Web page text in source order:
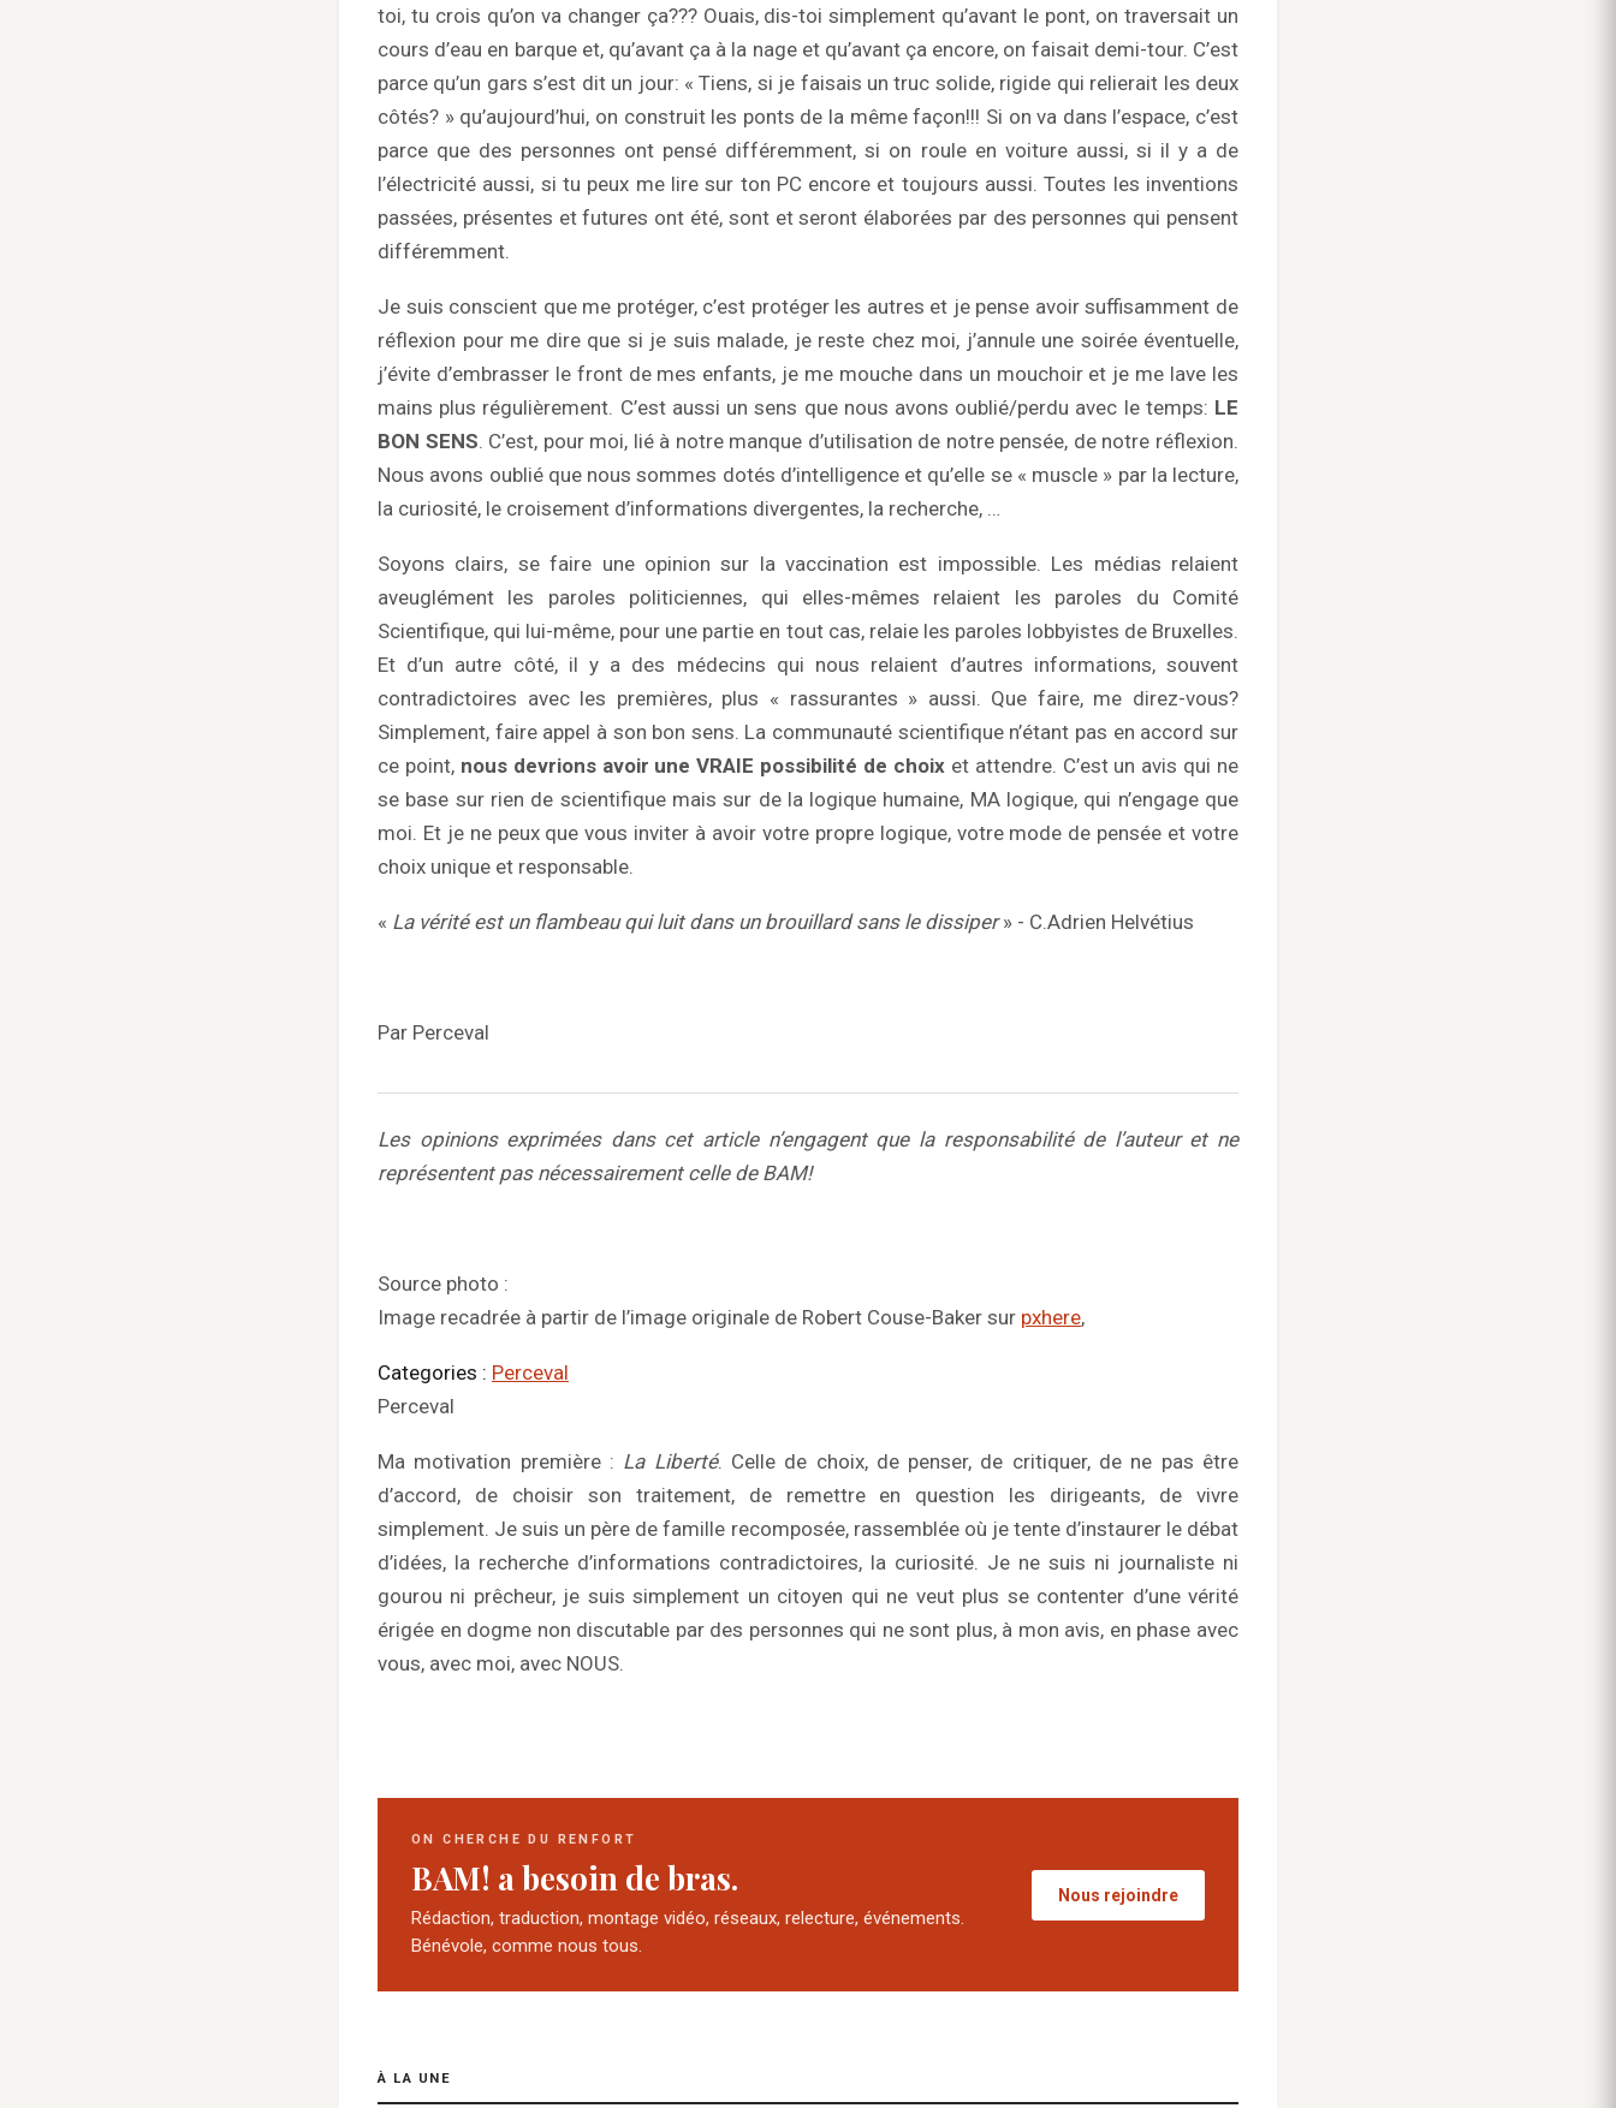
toi, tu crois qu’on va changer ça??? Ouais, dis-toi simplement qu’avant le pont, on traversait un
cours d’eau en barque et, qu’avant ça à la nage et qu’avant ça encore, on faisait demi-tour. C’est
parce qu’un gars s’est dit un jour: « Tiens, si je faisais un truc solide, rigide qui relierait les deux
côtés? » qu’aujourd’hui, on construit les ponts de la même façon!!! Si on va dans l’espace, c’est
parce que des personnes ont pensé différemment, si on roule en voiture aussi, si il y a de
l’électricité aussi, si tu peux me lire sur ton PC encore et toujours aussi. Toutes les inventions
passées, présentes et futures ont été, sont et seront élaborées par des personnes qui pensent
différemment.
Je suis conscient que me protéger, c’est protéger les autres et je pense avoir suffisamment de
réflexion pour me dire que si je suis malade, je reste chez moi, j’annule une soirée éventuelle,
j’évite d’embrasser le front de mes enfants, je me mouche dans un mouchoir et je me lave les
mains plus régulièrement. C’est aussi un sens que nous avons oublié/perdu avec le temps: LE
BON SENS. C’est, pour moi, lié à notre manque d’utilisation de notre pensée, de notre réflexion.
Nous avons oublié que nous sommes dotés d’intelligence et qu’elle se « muscle » par la lecture,
la curiosité, le croisement d’informations divergentes, la recherche, …
Soyons clairs, se faire une opinion sur la vaccination est impossible. Les médias relaient
aveuglément les paroles politiciennes, qui elles-mêmes relaient les paroles du Comité
Scientifique, qui lui-même, pour une partie en tout cas, relaie les paroles lobbyistes de Bruxelles.
Et d’un autre côté, il y a des médecins qui nous relaient d’autres informations, souvent
contradictoires avec les premières, plus « rassurantes » aussi. Que faire, me direz-vous?
Simplement, faire appel à son bon sens. La communauté scientifique n’étant pas en accord sur
ce point, nous devrions avoir une VRAIE possibilité de choixet attendre. C’est un avis qui ne
se base sur rien de scientifique mais sur de la logique humaine, MA logique, qui n’engage que
moi. Et je ne peux que vous inviter à avoir votre propre logique, votre mode de pensée et votre
choix unique et responsable.
« La vérité est un flambeau qui luit dans un brouillard sans le dissiper» - C.Adrien Helvétius
Par Perceval
Les opinions exprimées dans cet article n’engagent que la responsabilité de l’auteur et ne
représentent pas nécessairement celle de BAM!
Source photo :
Image recadrée à partir de l’image originale de Robert Couse-Baker sur pxhere,
Categories : Perceval
Perceval
Ma motivation première : La Liberté. Celle de choix, de penser, de critiquer, de ne pas être
d’accord, de choisir son traitement, de remettre en question les dirigeants, de vivre
simplement. Je suis un père de famille recomposée, rassemblée où je tente d’instaurer le débat
d’idées, la recherche d’informations contradictoires, la curiosité. Je ne suis ni journaliste ni
gourou ni prêcheur, je suis simplement un citoyen qui ne veut plus se contenter d’une vérité
érigée en dogme non discutable par des personnes qui ne sont plus, à mon avis, en phase avec
vous, avec moi, avec NOUS.
ON CHERCHE DU RENFORT
BAM! a besoin de bras.
Rédaction, traduction, montage vidéo, réseaux, relecture, événements.
Bénévole, comme nous tous.
Nous rejoindre
À LA UNE